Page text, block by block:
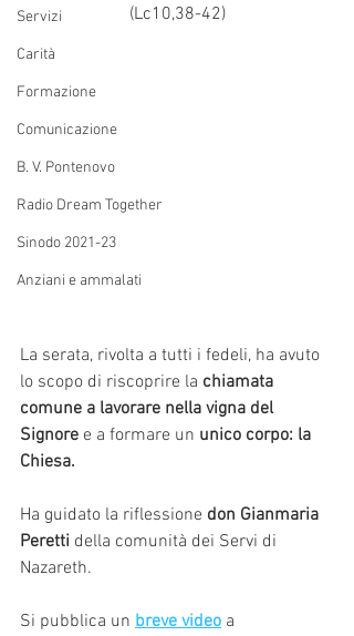
Servizi
Carità
Formazione
Comunicazione
B. V. Pontenovo
Radio Dream Together
Sinodo 2021-23
Anziani e ammalati
(Lc10,38-42)
La serata, rivolta a tutti i fedeli, ha avuto
lo scopo di riscoprire la chiamata
comune a lavorare nella vigna del
Signore e a formare un unico corpo: la
Chiesa.
Ha guidato la riflessione don Gianmaria
Peretti della comunità dei Servi di
Nazareth.
Si pubblica un breve video a